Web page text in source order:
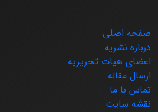
صفحه اصلی
درباره نشریه
اعضای هیات تحریریه
ارسال مقاله
تماس با ما
نقشه سایت